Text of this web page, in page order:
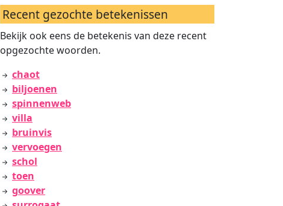
Recent gezochte betekenissen
Bekijk ook eens de betekenis van deze recent
opgezochte woorden.
chaot
biljoenen
spinnenweb
villa
bruinvis
vervoegen
schol
toen
goover